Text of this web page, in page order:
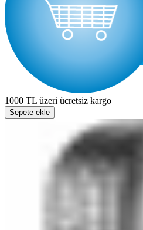
1000 TL üzeri ücretsiz kargo
Sepete ekle